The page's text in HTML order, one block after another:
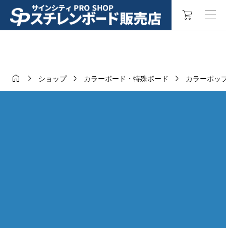
  ショップ  カラーボード・特殊ボード  カラーポッ